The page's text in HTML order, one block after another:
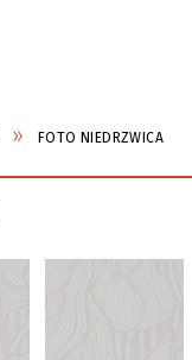
FOTO NIEDRZWICA